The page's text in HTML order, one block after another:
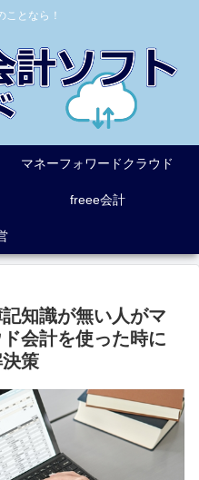
ことなら！
マネーフォワードクラウド
freee会計
知識が無い人がマ
会計を使った時に
策